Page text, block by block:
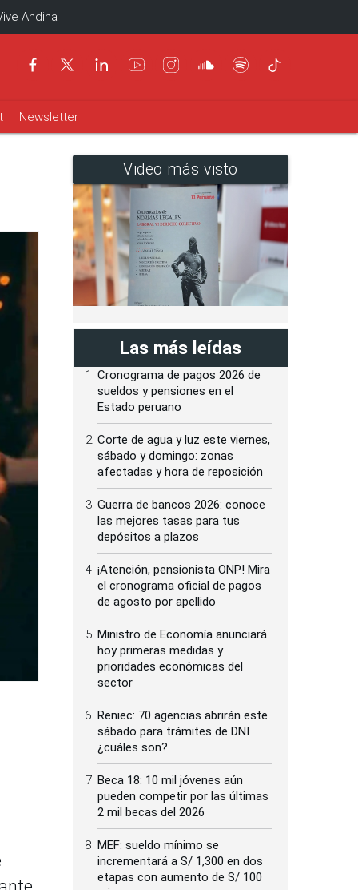
Andina
Newsletter
Video más visto
Las más leídas
Cronograma de pagos 2026 de
sueldos y pensiones en el
Estado peruano
Corte de agua y luz este viernes,
sábado y domingo: zonas
afectadas y hora de reposición
Guerra de bancos 2026: conoce
las mejores tasas para tus
depósitos a plazos
¡Atención, pensionista ONP! Mira
el cronograma oficial de pagos
de agosto por apellido
Ministro de Economía anunciará
hoy primeras medidas y
prioridades económicas del
sector
Reniec: 70 agencias abrirán este
sábado para trámites de DNI
¿cuáles son?
Beca 18: 10 mil jóvenes aún
pueden competir por las últimas
2 mil becas del 2026
MEF: sueldo mínimo se
incrementará a S/ 1,300 en dos
etapas con aumento de S/ 100